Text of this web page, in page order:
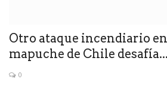
Otro ataque incendiario
mapuche de Chile desafía...
0